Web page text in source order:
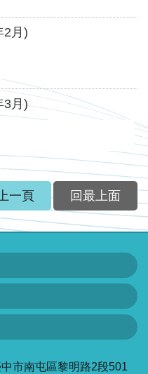
2月)
3月)
一頁 回最上面
市南屯區黎明路2段501